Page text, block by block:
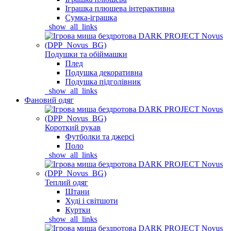
Іграшка плюшева інтерактивна
Сумка-іграшка
_show_all_links
Подушки та обіймашки
Плед
Подушка декоративна
Подушка підголівник
_show_all_links
Фановий одяг
Короткий рукав
Футболки та джерсі
Поло
_show_all_links
Теплий одяг
Штани
Худі і світшоти
Куртки
_show_all_links